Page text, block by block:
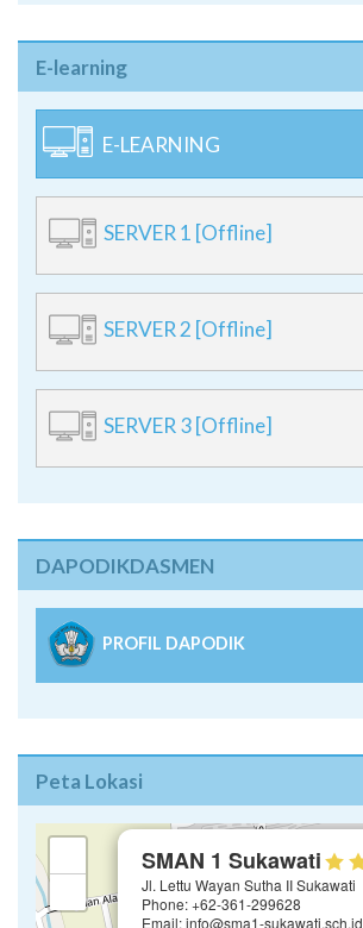
E-learning
E-LEARNING
SERVER 1 [Offline]
SERVER 2 [Offline]
SERVER 3 [Offline]
DAPODIKDASMEN
PROFIL DAPODIK
Peta Lokasi
SMAN 1 Sukawati
Jl. Lettu Wayan Sutha II Sukawati
Phone: +62-361-299628
Email: info@sma1-sukawati.sch.id